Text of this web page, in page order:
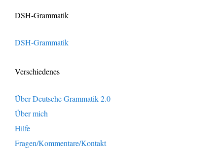
DSH-Grammatik
DSH-Grammatik
Verschiedenes
Über Deutsche Grammatik 2.0
Über mich
Hilfe
Fragen/Kommentare/Kontakt